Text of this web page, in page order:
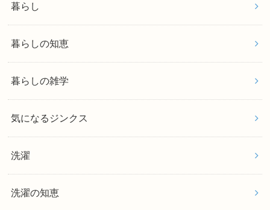
暮らし
暮らしの知恵
暮らしの雑学
気になるジンクス
洗濯
洗濯の知恵